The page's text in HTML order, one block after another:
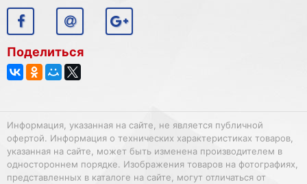
Поделиться
Информация, указанная на сайте, не является публичной
офертой. Информация о технических характеристиках товаров,
указанная на сайте, может быть изменена производителем в
одностороннем порядке. Изображения товаров на фотографиях,
представленных в каталоге на сайте, могут отличаться от